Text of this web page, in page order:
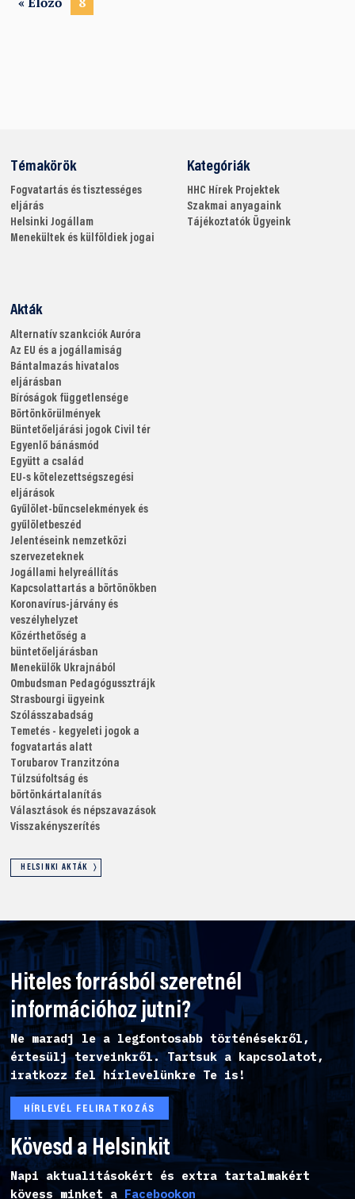
Témakörök
Fogvatartás és tisztességes
eljárás
Helsinki Jogállam
Menekültek és külföldiek jogai
Kategóriák
HHC Hírek Projektek
Szakmai anyagaink
Tájékoztatók Ügyeink
Akták
Alternatív szankciók Auróra
Az EU és a jogállamiság
Bántalmazás hivatalos
eljárásban
Bíróságok függetlensége
Börtönkörülmények
Büntetőeljárási jogok Civil tér
Egyenlő bánásmód
Együtt a család
EU-s kötelezettségszegési
eljárások
Gyűlölet-bűncselekmények és
gyűlöletbeszéd
Jelentéseink nemzetközi
szervezeteknek
Jogállami helyreállítás
Kapcsolattartás a börtönökben
Koronavírus-járvány és
veszélyhelyzet
Közérthetőség a
büntetőeljárásban
Menekülők Ukrajnából
Ombudsman Pedagógussztrájk
Strasbourgi ügyeink
Szólásszabadság
Temetés - kegyeleti jogok a
fogvatartás alatt
Torubarov Tranzitzóna
Túlzsúfoltság és
börtönkártalanítás
Választások és népszavazások
Visszakényszerítés
HELSINKI AKTÁK
Hiteles forrásból szeretnél
információhoz jutni?
Ne maradj le a legfontosabb történésekről,
értesülj terveinkről. Tartsuk a kapcsolatot,
iratkozz fel hírlevelünkre Te is!
HÍRLEVÉL FELIRATKOZÁS
Kövesd a Helsinkit
Napi aktualitásokért és extra tartalmakért
kövess minket a Facebookon